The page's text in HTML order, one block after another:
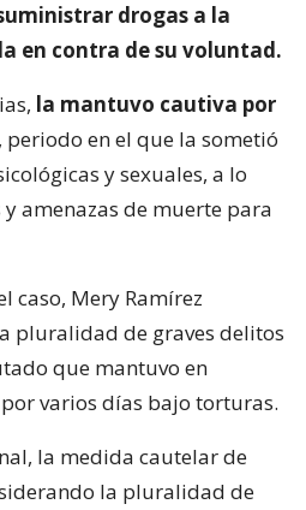
drogas a la
en contra de su voluntad.
la mantuvo cautiva por
, periodo en el que la sometió
y sexuales, a lo
amenazas de muerte para
caso, Mery Ramírez
pluralidad de graves delitos
que mantuvo en
varios días bajo torturas.
la medida cautelar de
la pluralidad de